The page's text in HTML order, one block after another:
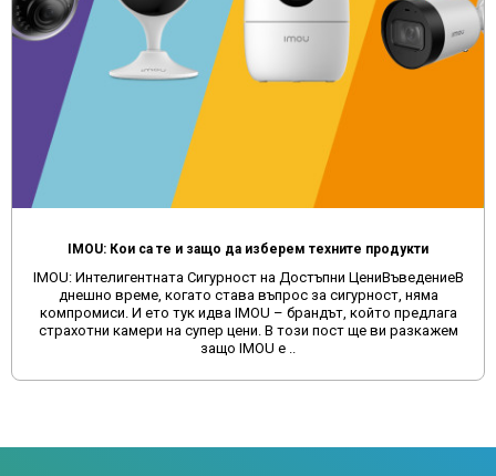
IMOU: Кои са те и защо да изберем техните продукти
IMOU: Интелигентната Сигурност на Достъпни ЦениВъведениеВ
днешно време, когато става въпрос за сигурност, няма
компромиси. И ето тук идва IMOU – брандът, който предлага
страхотни камери на супер цени. В този пост ще ви разкажем
защо IMOU е ..